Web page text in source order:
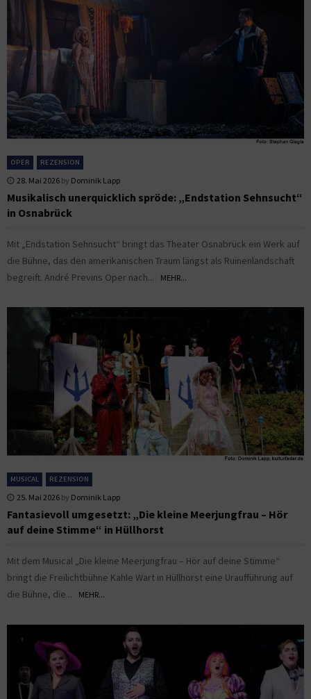
OPER REZENSION
28. Mai 2026 by Dominik Lapp
Musikalisch unerquicklich spröde: „Endstation Sehnsucht“
in Osnabrück
Mit „Endstation Sehnsucht“ bringt das Theater Osnabrück ein Werk auf
die Bühne, das den amerikanischen Traum längst als Ruinenlandschaft
begreift. André Previns Oper nach...
MEHR...
MUSICAL REZENSION
25. Mai 2026 by Dominik Lapp
Fantasievoll umgesetzt: „Die kleine Meerjungfrau – Hör
auf deine Stimme“ in Hüllhorst
Mit dem Musical „Die kleine Meerjungfrau – Hör auf deine Stimme“
bringt die Freilichtbühne Kahle Wart in Hüllhorst eine Uraufführung auf
die Bühne, die...
MEHR...